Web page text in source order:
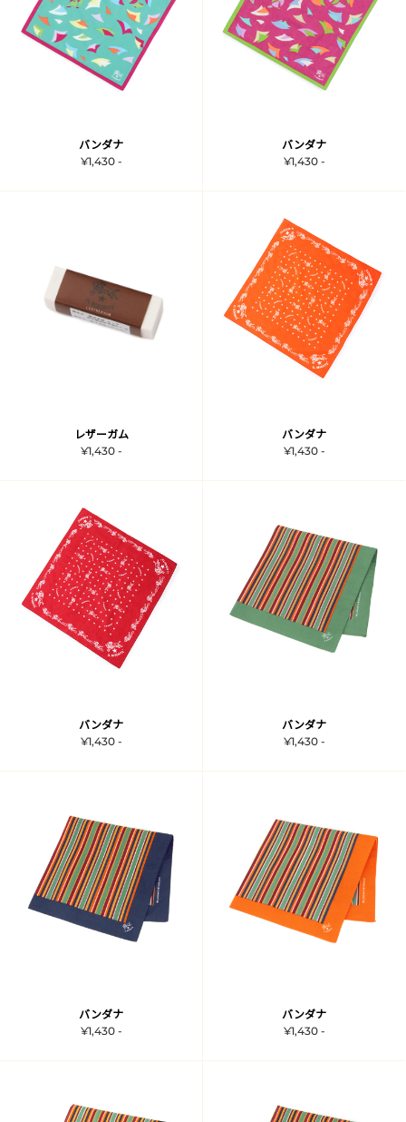
バンダナ
¥1,430 -
バンダナ
¥1,430 -
レザーガム
¥1,430 -
バンダナ
¥1,430 -
バンダナ
¥1,430 -
バンダナ
¥1,430 -
バンダナ
¥1,430 -
バンダナ
¥1,430 -